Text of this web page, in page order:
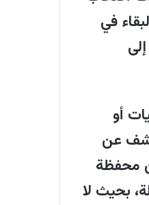
البقاء في
أو
عن
محفظة
بحيث لا